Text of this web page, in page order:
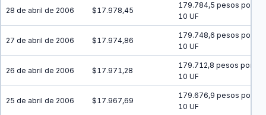
28 de abril de 2006 $17.978,45
179.784,5 pesos por
10 UF
27 de abril de 2006 $17.974,86
179.748,6 pesos por
10 UF
26 de abril de 2006 $17.971,28
179.712,8 pesos por
10 UF
25 de abril de 2006 $17.967,69
179.676,9 pesos por
10 UF